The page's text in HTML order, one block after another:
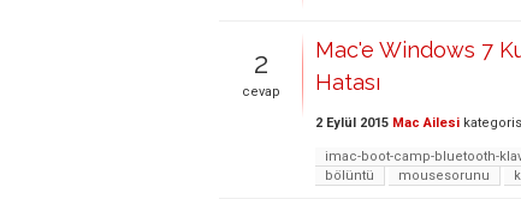
2
cevap
Mac'e Windows 7
Hatası
2 Eylül 2015 Mac Ailesi
imac-boot-camp-bluetooth-
bölüntü
mousesorunu